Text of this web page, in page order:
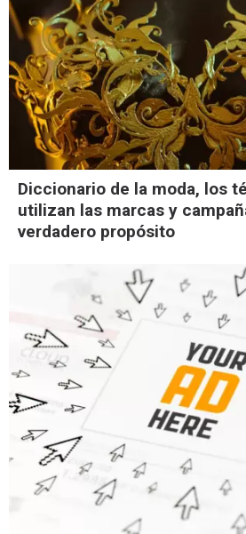
Diccionario de la moda, los
utilizan las marcas y
verdadero propósito